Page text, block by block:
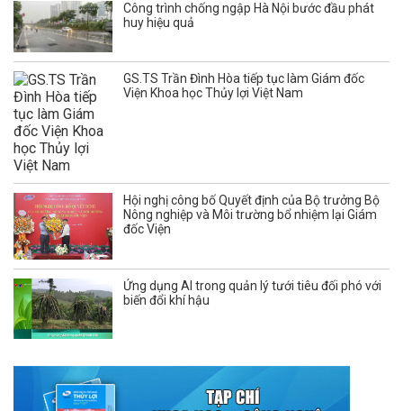
Công trình chống ngập Hà Nội bước đầu phát
huy hiệu quả
GS.TS Trần Đình Hòa tiếp tục làm Giám đốc
Viện Khoa học Thủy lợi Việt Nam
Hội nghị công bố Quyết định của Bộ trưởng Bộ
Nông nghiệp và Môi trường bổ nhiệm lại Giám
đốc Viện
Ứng dụng AI trong quản lý tưới tiêu đối phó với
biến đổi khí hậu